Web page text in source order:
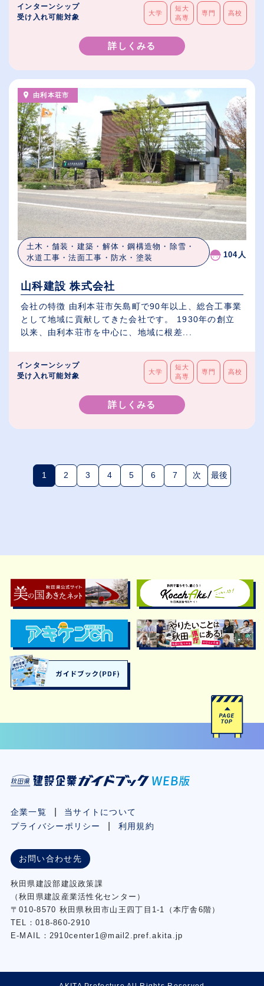
インターンシップ
受け入れ可能対象
大学
短大
高専
専門 高校
詳しくみる
由利本荘市
土木・舗装・建築・解体・鋼構造物・除雪・
水道工事・法面工事・防水・塗装
104人
山科建設 株式会社
会社の特徴 由利本荘市矢島町で90年以上、総合工事業
として地域に貢献してきた会社です。 1930年の創立
以来、由利本荘市を中心に、地域に根差...
インターンシップ
受け入れ可能対象
大学
短大
高専
専門 高校
詳しくみる
1
(現在のページ)
2 3 4 5 6 7 次 最後
企業一覧
当サイトについて
プライバシーポリシー
利用規約
お問い合わせ先
秋⽥県建設部建設政策課
（秋⽥県建設産業活性化センター）
〒010-8570 秋田県秋田市⼭王四丁⽬1-1（本庁舎6階）
TEL：018-860-2910
E-MAIL：2910center1@mail2.pref.akita.jp